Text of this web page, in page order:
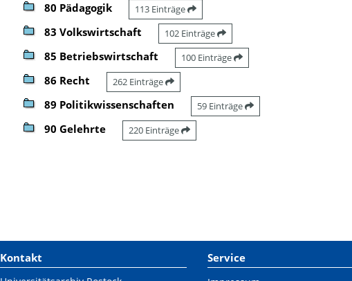
80 Pädagogik 113 Einträge
83 Volkswirtschaft 102 Einträge
85 Betriebswirtschaft 100 Einträge
86 Recht 262 Einträge
89 Politikwissenschaften 59 Einträge
90 Gelehrte 220 Einträge
Kontakt Service